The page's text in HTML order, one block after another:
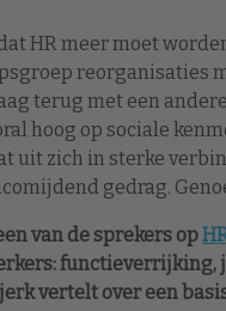
HR meer moet
reorganisaties
terug met een
hoog op sociale
uit zich in sterke
gedrag.
van de sprekers op
functieverrijking,
vertelt over een